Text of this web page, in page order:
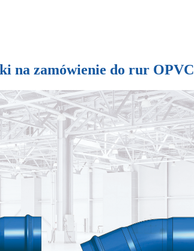
na zamówienie do rur OPVC